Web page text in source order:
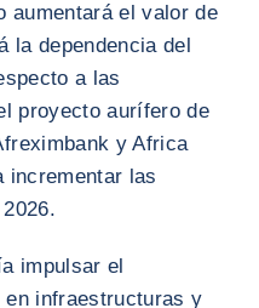
aumentará el valor de
la dependencia del
a las
proyecto aurífero de
y Africa
incrementar las
impulsar el
infraestructuras y